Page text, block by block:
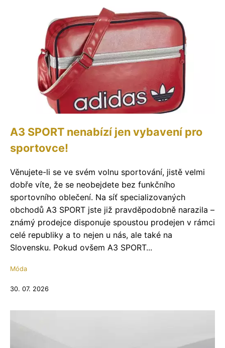
A3 SPORT nenabízí jen vybavení pro
sportovce!
Věnujete-li se ve svém volnu sportování, jistě velmi
dobře víte, že se neobejdete bez funkčního
sportovního oblečení. Na síť specializovaných
obchodů A3 SPORT jste již pravděpodobně narazila –
známý prodejce disponuje spoustou prodejen v rámci
celé republiky a to nejen u nás, ale také na
Slovensku. Pokud ovšem A3 SPORT...
Móda
30. 07. 2026